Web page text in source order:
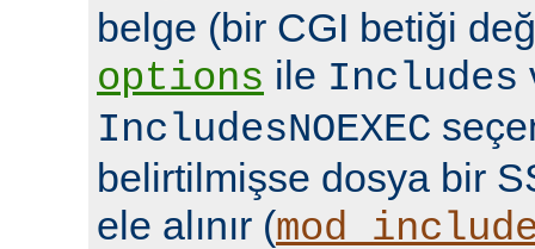
belge (bir CGI betiği
options ile Includes
IncludesNOEXEC
belirtilmişse dosya bir
ele alınır (